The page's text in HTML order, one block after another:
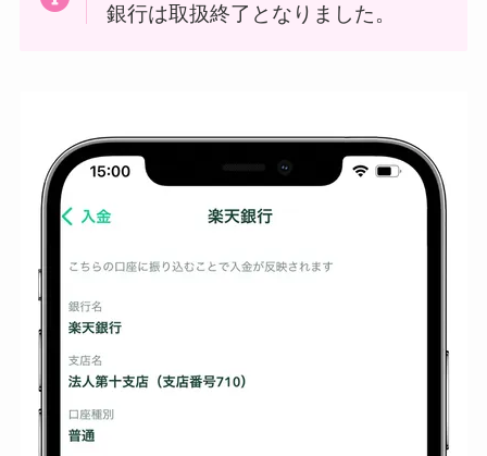
銀行は取扱終了となりました。